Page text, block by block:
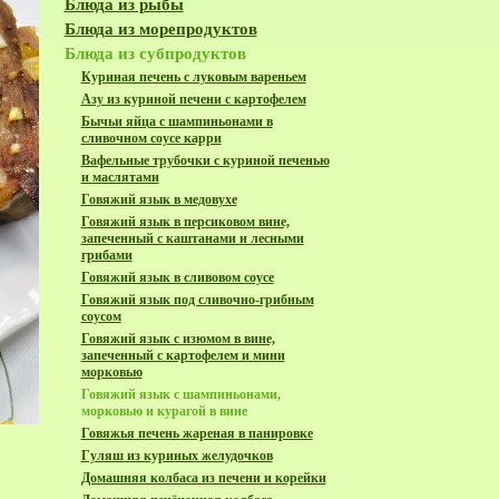
Блюда из рыбы
Блюда из морепродуктов
Блюда из субпродуктов
Куриная печень с луковым вареньем
Азу из куриной печени с картофелем
Бычьи яйца с шампиньонами в
сливочном соусе карри
Вафельные трубочки с куриной печенью
и маслятами
Говяжий язык в медовухе
Говяжий язык в персиковом вине,
запеченный с каштанами и лесными
грибами
Говяжий язык в сливовом соусе
Говяжий язык под сливочно-грибным
соусом
Говяжий язык с изюмом в вине,
запеченный с картофелем и мини
морковью
Говяжий язык с шампиньонами,
морковью и курагой в вине
Говяжья печень жареная в панировке
Гуляш из куриных желудочков
Домашняя колбаса из печени и корейки